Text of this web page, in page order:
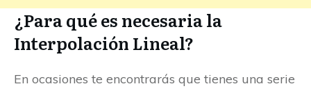
¿Para qué es necesaria la
Interpolación Lineal?
En ocasiones te encontrarás que tienes una serie